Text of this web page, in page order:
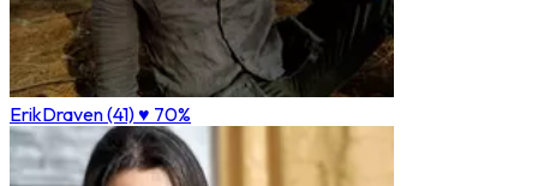
ErikDraven (41)♥ 70%